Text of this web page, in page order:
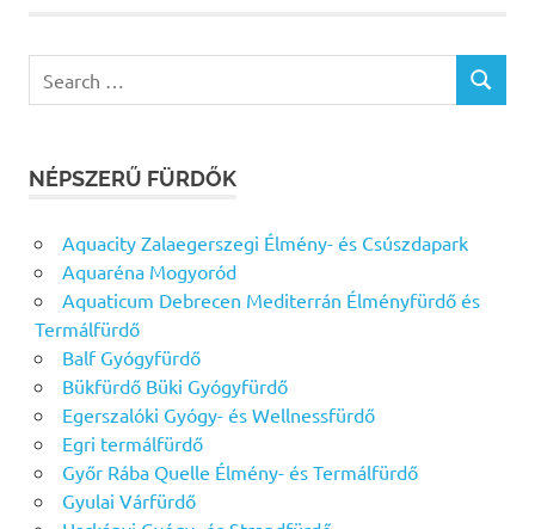
for:
SEARCH
NÉPSZERŰ FÜRDŐK
Aquacity Zalaegerszegi Élmény- és Csúszdapark
Aquaréna Mogyoród
Aquaticum Debrecen Mediterrán Élményfürdő és
Termálfürdő
Balf Gyógyfürdő
Bükfürdő Büki Gyógyfürdő
Egerszalóki Gyógy- és Wellnessfürdő
Egri termálfürdő
Győr Rába Quelle Élmény- és Termálfürdő
Gyulai Várfürdő